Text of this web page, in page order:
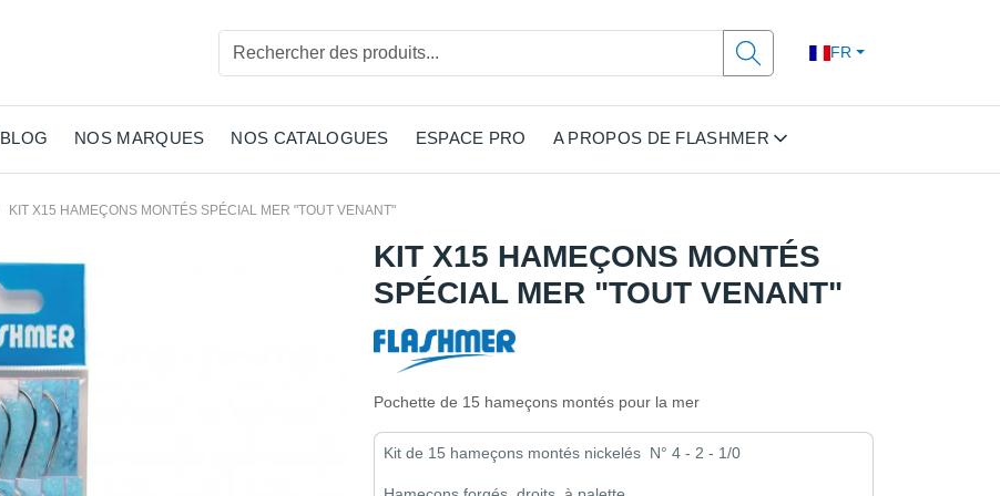
FR
BLOG NOS MARQUES NOS CATALOGUES ESPACE PRO A PROPOS DE FLASHMER
KIT X15 HAMEÇONS MONTÉS SPÉCIAL MER "TOUT VENANT"
KIT X15 HAMEÇONS MONTÉS
SPÉCIAL MER "TOUT VENANT"
Pochette de 15 hameçons montés pour la mer
Kit de 15 hameçons montés nickelés N° 4 - 2 - 1/0